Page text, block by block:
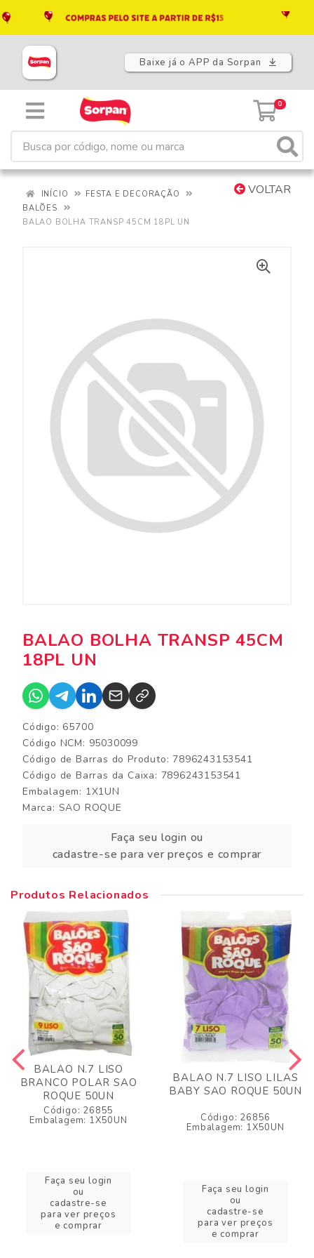
Baixe já o APP da Sorpan
0
VOLTAR
INÍCIO
FESTA E DECORAÇÃO
BALÕES
BALAO BOLHA TRANSP 45CM 18PL UN
BALAO BOLHA TRANSP 45CM
18PL UN
Código: 65700
Código NCM: 95030099
Código de Barras do Produto: 7896243153541
Código de Barras da Caixa: 7896243153541
Embalagem: 1X1UN
Marca: SAO ROQUE
Faça seu login ou
cadastre-se para ver preços e comprar
Produtos Relacionados
BALAO N.7 LISO
BRANCO POLAR SAO
ROQUE 50UN
Código: 26855
Embalagem: 1X50UN
Faça seu login
ou
cadastre-se
para ver preços
e comprar
BALAO N.7 LISO LILAS
BABY SAO ROQUE 50UN
Código: 26856
Embalagem: 1X50UN
Faça seu login
ou
cadastre-se
para ver preços
e comprar